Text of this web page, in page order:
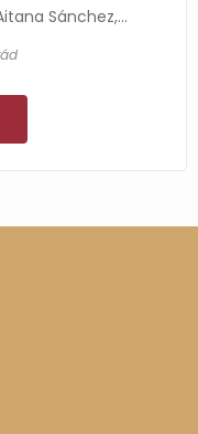
Sánchez,…